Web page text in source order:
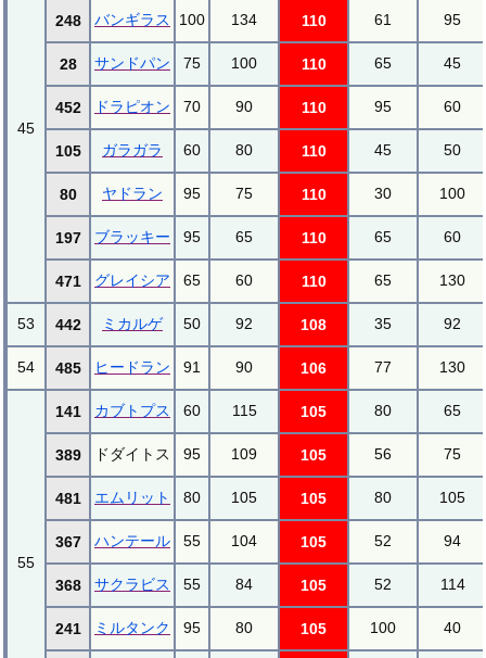
45
248 バンギラス 100 134 110 61 95
28 サンドパン 75 100 110 65 45
452 ドラピオン 70 90 110 95 60
105 ガラガラ 60 80 110 45 50
80 ヤドラン 95 75 110 30 100
197 ブラッキー 95 65 110 65 60
471 グレイシア 65 60 110 65 130
53 442 ミカルゲ 50 92 108 35 92
54 485 ヒードラン 91 90 106 77 130
55
141 カブトプス 60 115 105 80 65
389 ドダイトス 95 109 105 56 75
481 エムリット 80 105 105 80 105
367 ハンテール 55 104 105 52 94
368 サクラビス 55 84 105 52 114
241 ミルタンク 95 80 105 100 40